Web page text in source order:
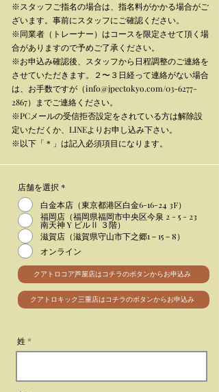
※スタッフご指名の場合は、指名料がかかる場合がご
ざいます。事前にスタッフにご確認ください。
​※同業者（トレーナー）はコースを限定させて頂く場
合がありますので予めご了承ください。
※お申込み確認後、
スタッフから日程調整のご連絡を
させていただきます。２〜３日経って連絡がない場合
は、お手数ですが（info@jpectokyo.com/03-6277-
2867）までご連絡ください。
​※PCメールの受信拒否設定をされている方は解除設
定いただくか、LINEよりお申し込み下さい。
​※以下「＊」は記入必須項目になります。
店舗を選択 *
白金本店（東京都港区白金6-16-24 3F）​
福岡店（福岡県​福岡市中央区今泉 2 - 5 - 23
南天神 Y ビルⅡ ３階）
滋賀店（滋賀県守山市下之郷1－15－8）
オンライン
クアトロコア芦屋店はコチラのボタンからお申込み
クアトロキック三重店はコチラのボタンからお申込み
姓